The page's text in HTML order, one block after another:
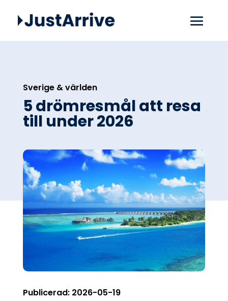
Sverige & världen
5 drömresmål att resa
till under 2026
Publicerad: 2026-05-19